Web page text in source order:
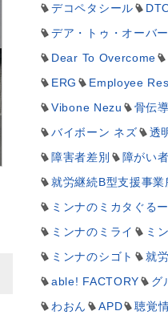
デコペタシール
デア・トゥ・オーバ
Dear To Overcome
ERG
Employee
Vibone Nezu
骨伝
バイボーン ネズ
透
障害者差別
障がい
就労継続B型支援事業
ミンナのミカタぐる
ミンナのミライ
ミ
ミンナのシゴト
就
able! FACTORY
グ
わおん
APD
聴覚